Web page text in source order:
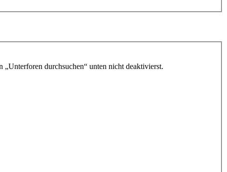
durchsuchen“ unten nicht deaktivierst.